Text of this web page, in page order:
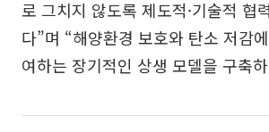
로 그치지 않도록 제도적·기술적 협
다”며 “해양환경 보호와 탄소 저감
여하는 장기적인 상생 모델을 구축